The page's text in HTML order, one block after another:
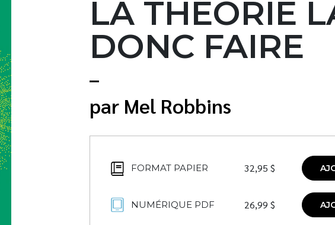
LA THÉORIE
DONC FAIRE
Mel Robbins
FORMAT PAPIER 32,95 $
NUMÉRIQUE PDF 26,99 $